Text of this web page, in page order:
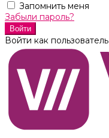
Запомнить меня
Забыли пароль?
Войти как пользователь